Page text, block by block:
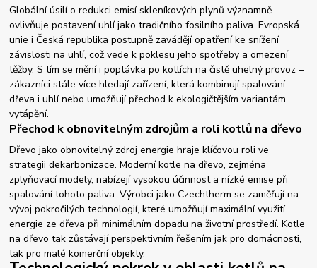
Globální úsilí o redukci emisí skleníkových plynů významně
ovlivňuje postavení uhlí jako tradičního fosilního paliva. Evropská
unie i Česká republika postupně zavádějí opatření ke snížení
závislosti na uhlí, což vede k poklesu jeho spotřeby a omezení
těžby. S tím se mění i poptávka po kotlích na čistě uhelný provoz –
zákazníci stále více hledají zařízení, která kombinují spalování
dřeva i uhlí nebo umožňují přechod k ekologičtějším variantám
vytápění.
Přechod k obnovitelným zdrojům a roli kotlů na dřevo
Dřevo jako obnovitelný zdroj energie hraje klíčovou roli ve
strategii dekarbonizace. Moderní kotle na dřevo, zejména
zplyňovací modely, nabízejí vysokou účinnost a nízké emise při
spalování tohoto paliva. Výrobci jako Czechtherm se zaměřují na
vývoj pokročilých technologií, které umožňují maximální využití
energie ze dřeva při minimálním dopadu na životní prostředí. Kotle
na dřevo tak zůstávají perspektivním řešením jak pro domácnosti,
tak pro malé komerční objekty.